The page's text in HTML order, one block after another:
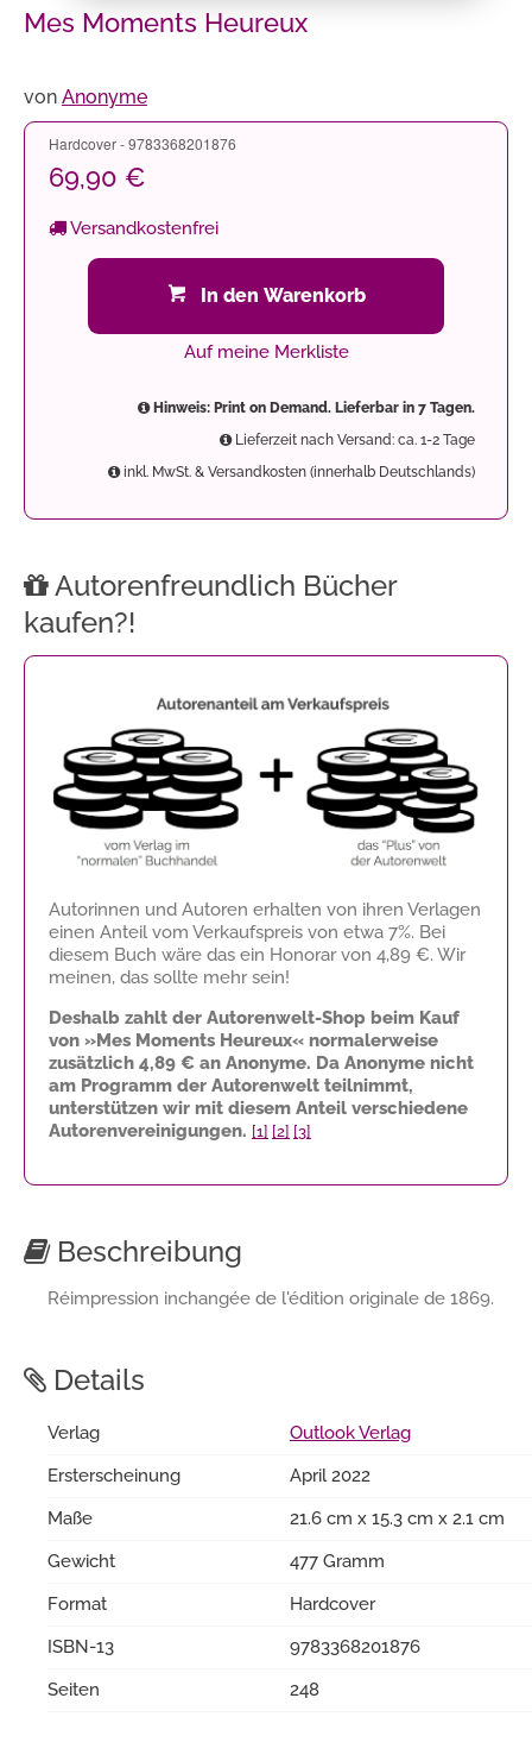
Mes Moments Heureux
von Anonyme
Hardcover - 9783368201876
69,90 €
Versandkostenfrei
In den Warenkorb
Auf meine Merkliste
Hinweis: Print on Demand. Lieferbar in 7 Tagen.
Lieferzeit nach Versand: ca. 1-2 Tage
inkl. MwSt. & Versandkosten (innerhalb Deutschlands)
Autorenfreundlich Bücher
kaufen?!
Autorinnen und Autoren erhalten von ihren Verlagen
einen Anteil vom Verkaufspreis von etwa 7%. Bei
diesem Buch wäre das ein Honorar von 4,89 €. Wir
meinen, das sollte mehr sein!
Deshalb zahlt der Autorenwelt-Shop beim Kauf
von »Mes Moments Heureux« normalerweise
zusätzlich 4,89 € an Anonyme. Da Anonyme nicht
am Programm der Autorenwelt teilnimmt,
unterstützen wir mit diesem Anteil verschiedene
Autorenvereinigungen. [1] [2] [3]
Beschreibung
Réimpression inchangée de l'édition originale de 1869.
Details
Verlag
Outlook Verlag
Ersterscheinung
April 2022
Maße
21.6 cm x 15.3 cm x 2.1 cm
Gewicht
477 Gramm
Format
Hardcover
ISBN-13
9783368201876
Seiten
248